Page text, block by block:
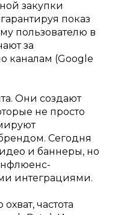
закупки
показ
пользователю в
за
каналам (Google
Они создают
не просто
Сегодня
и баннеры, но
интеграциями.
частота